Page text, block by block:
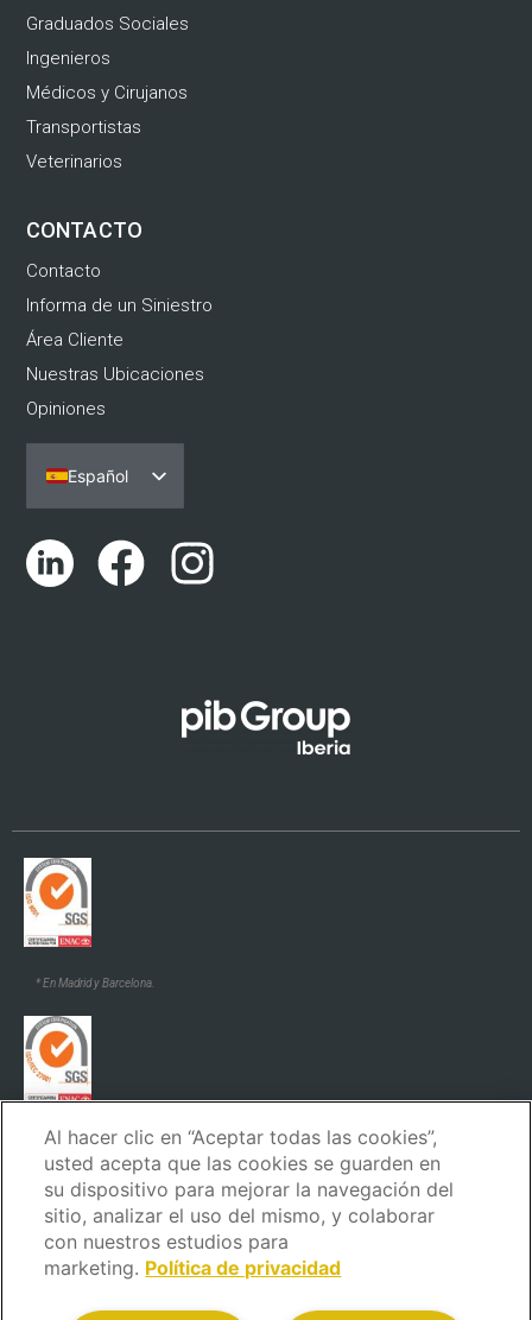
Graduados Sociales
Ingenieros
Médicos y Cirujanos
Transportistas
Veterinarios
CONTACTO
Contacto
Informa de un Siniestro
Área Cliente
Nuestras Ubicaciones
Opiniones
Español
Português
English (UK)
* En Madrid y Barcelona.
* En Madrid y Barcelona.
Al hacer clic en “Aceptar todas las cookies”,
usted acepta que las cookies se guarden en
su dispositivo para mejorar la navegación del
sitio, analizar el uso del mismo, y colaborar
con nuestros estudios para
marketing. Política de privacidad